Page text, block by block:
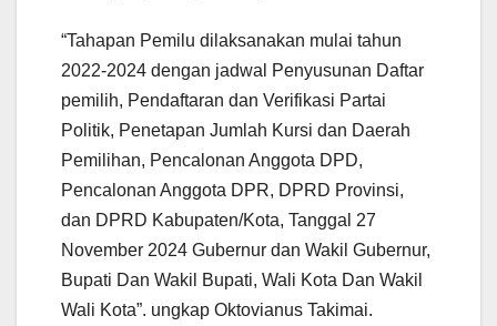
“Tahapan Pemilu dilaksanakan mulai tahun
2022-2024 dengan jadwal Penyusunan Daftar
pemilih, Pendaftaran dan Verifikasi Partai
Politik, Penetapan Jumlah Kursi dan Daerah
Pemilihan, Pencalonan Anggota DPD,
Pencalonan Anggota DPR, DPRD Provinsi,
dan DPRD Kabupaten/Kota, Tanggal 27
November 2024 Gubernur dan Wakil Gubernur,
Bupati Dan Wakil Bupati, Wali Kota Dan Wakil
Wali Kota”. ungkap Oktovianus Takimai.